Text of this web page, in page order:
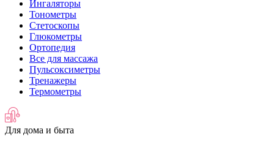
Ингаляторы
Тонометры
Стетоскопы
Глюкометры
Ортопедия
Все для массажа
Пульсоксиметры
Тренажеры
Термометры
Для дома и быта